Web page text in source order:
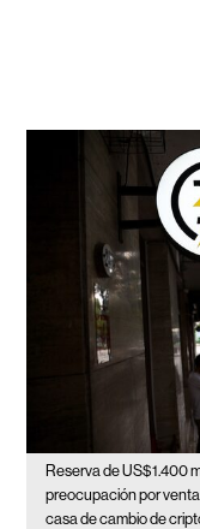
Reserva de US$1.400
preocupación por
casa de cambio de